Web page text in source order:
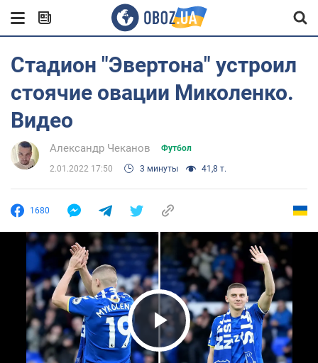
Стадион "Эвертона" устроил
стоячие овации Миколенко.
Видео
Александр Чеканов Футбол
2.01.2022 17:50 3 минуты 41,8 т.
1680
Play Video